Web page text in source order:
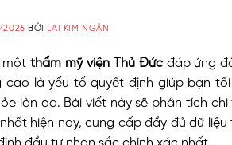
BỞI LAI KIM NGÂN
một thẩm mỹ viện Thủ Đứcđáp ứng
cao là yếu tố quyết định giúp bạn
làn da. Bài viết này sẽ phân tích
hiện nay, cung cấp đầy đủ dữ
đầu tư nhan sắc chính xác nhất.